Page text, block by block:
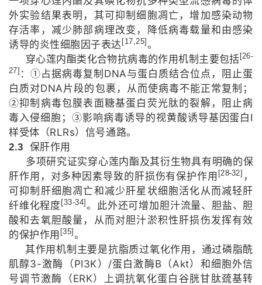
外实验结果表明，其可抑制细胞凋亡，增加感染动物
存活率，减少肺部病理改变，降低病毒载量和由感染
诱导的炎性细胞因子表达 [17,25] 。
穿心莲内酯类化合物抗病毒的作用机制主要包括 [26-
27] ：①占据病毒复制 DNA与蛋白质结合位点，阻止蛋
白质对DNA 片段的包裹，从而使病毒不能正常复制；
②抑制病毒包膜表面糖基蛋白荧光肽的裂解，阻止病
毒入侵细胞；③影响病毒诱导的视黄酸诱导基因蛋白 I
样受体（RLRs）信号通路。
2.3
保肝作用
多项研究证实穿心莲内酯及其衍生物具有明确的保
肝作用，对多种因素导致的肝损伤有保护作用 [28-32] ，
可抑制肝细胞凋亡和减少肝星状细胞活化从而减轻肝
纤维化程度 [33-34] 。此外还可增加胆汁流量、胆盐、胆
酸和去氧胆酸量，从而对胆汁淤积性肝损伤发挥有效
的保护作用 [35] 。
其作用机制主要是抗脂质过氧化作用，通过磷脂酰
肌醇3-激酶（ PI3K ） /蛋白激酶B （ Akt）和细胞外信
号调节激酶（ ERK）上调抗氧化蛋白谷胱甘肽巯基转